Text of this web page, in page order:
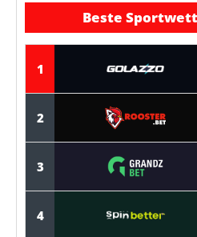
Beste
1
2
3
4